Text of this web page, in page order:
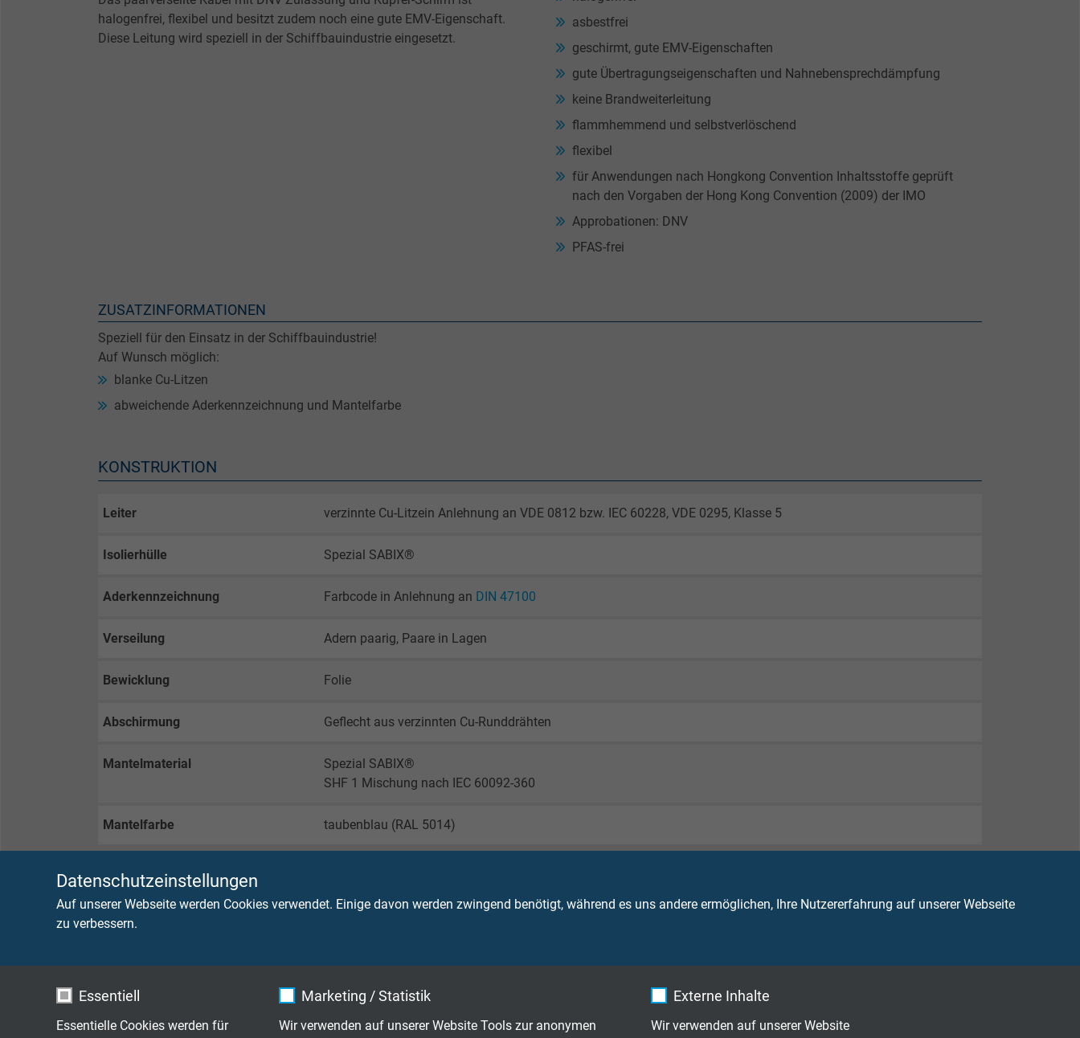
Datenschutzeinstellungen
Auf unserer Webseite werden Cookies verwendet. Einige davon werden zwingend benötigt, während es uns andere ermöglichen, Ihre Nutzererfahrung auf unserer Webseite
zu verbessern.
Essentiell
Essentielle Cookies werden für
Marketing / Statistik
Wir verwenden auf unserer Website Tools zur anonymen
Externe Inhalte
Wir verwenden auf unserer Website
halogenfrei, flexibel und besitzt zudem noch eine gute EMV-Eigenschaft.
Diese Leitung wird speziell in der Schiffbauindustrie eingesetzt.
asbestfrei
geschirmt, gute EMV-Eigenschaften
gute Übertragungseigenschaften und Nahnebensprechdämpfung
keine Brandweiterleitung
flammhemmend und selbstverlöschend
flexibel
für Anwendungen nach Hongkong Convention Inhaltsstoffe geprüft
nach den Vorgaben der Hong Kong Convention (2009) der IMO
Approbationen: DNV
PFAS-frei
ZUSATZINFORMATIONEN
Speziell für den Einsatz in der Schiffbauindustrie!
Auf Wunsch möglich:
blanke Cu-Litzen
abweichende Aderkennzeichnung und Mantelfarbe
KONSTRUKTION
Leiter verzinnte Cu-Litzein Anlehnung an VDE 0812 bzw. IEC 60228, VDE 0295, Klasse 5
Isolierhülle Spezial SABIX®
Aderkennzeichnung Farbcode in Anlehnung an DIN 47100
Verseilung Adern paarig, Paare in Lagen
Bewicklung Folie
Abschirmung Geflecht aus verzinnten Cu-Runddrähten
Mantelmaterial
Spezial SABIX®
SHF 1 Mischung nach IEC 60092-360
Mantelfarbe taubenblau (RAL 5014)
TECHNISCHE DATEN
Prüfspannung
Ader/Ader 1500 V